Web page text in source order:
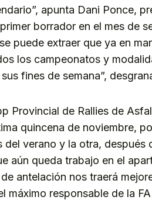
apunta Dani Ponce,
borrador en el mes de
puede extraer que ya en
los campeonatos y
fines de semana”,
Provincial de Rallies de
quincena de noviembre,
del verano y la otra,
aún queda trabajo en el
antelación nos traerá
máximo responsable de la